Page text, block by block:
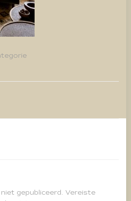
gepubliceerd. Vereiste